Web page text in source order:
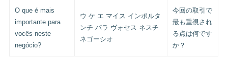
O que é mais
importante para
vocês neste
negócio?
ウ ケ エ マイス インポルタ
ンチ パラ ヴォセス ネスチ
ネゴーシオ
今回の取引で
最も重視され
る点は何です
か？